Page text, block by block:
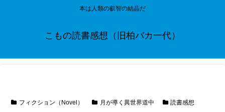
本は人類の叡智の結晶だ
こもの読書感想（旧柏バカ一代）
フィクション（Novel） 月が導く異世界道中 読書感想